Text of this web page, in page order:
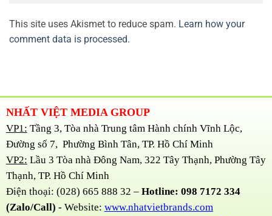
This site uses Akismet to reduce spam. Learn how your
comment data is processed.
NHẤT VIỆT MEDIA GROUP
VP1: Tầng 3, Tòa nhà Trung tâm Hành chính Vĩnh Lộc,
Đường số 7, Phường Bình Tân, TP. Hồ Chí Minh
VP2: Lầu 3 Tòa nhà Đông Nam, 322 Tây Thạnh, Phường Tây
Thạnh, TP. Hồ Chí Minh
Điện thoại: (028) 665 888 32 – Hotline: 098 7172 334
(Zalo/Call) - Website: www.nhatvietbrands.com